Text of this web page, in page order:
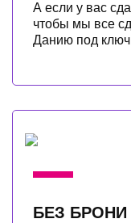
А если у вас
чтобы мы все
Данию под ключ
БЕЗ БРОНИ